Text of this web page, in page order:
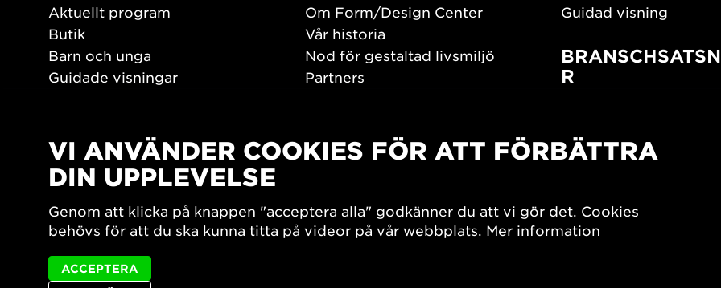
Aktuellt program
Butik
Barn och unga
Guidade visningar
Öppettider
Om Form/Design Center
Vår historia
Nod för gestaltad livsmiljö
Partners
PLAY
Filmarkiv
Guidad visning
R
Southern Sweden
Arkitekturdagarna
7x Konsthantverk
VI ANVÄNDER COOKIES FÖR ATT FÖRBÄTTRA
DIN UPPLEVELSE
Genom att klicka på knappen "acceptera alla" godkänner du att vi gör det. Cookies
behövs för att du ska kunna titta på videor på vår webbplats. Mer information
ACCEPTERA